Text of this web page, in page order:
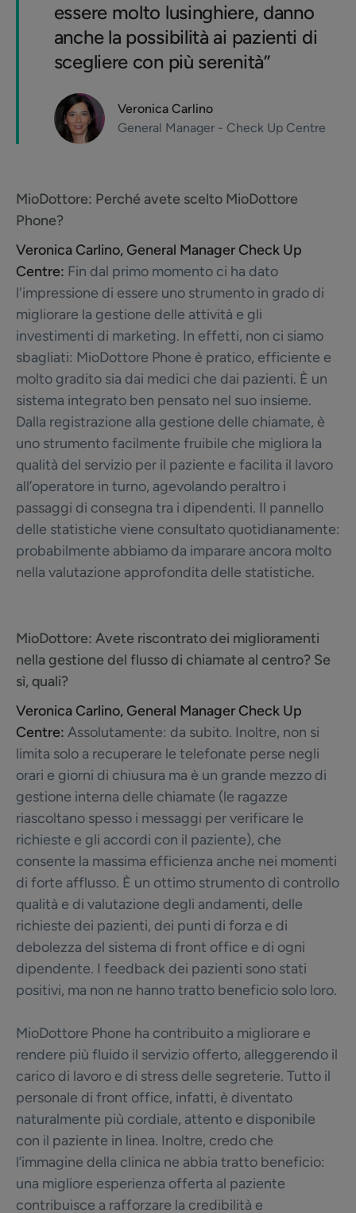
essere molto lusinghiere, danno
anche la possibilità ai pazienti di
scegliere con più serenità”
Veronica Carlino
General Manager - Check Up Centre
MioDottore: Perché avete scelto MioDottore
Phone?
Veronica Carlino, General Manager Check Up
Centre: Fin dal primo momento ci ha dato
l'impressione di essere uno strumento in grado di
migliorare la gestione delle attività e gli
investimenti di marketing. In effetti, non ci siamo
sbagliati: MioDottore Phone è pratico, efficiente e
molto gradito sia dai medici che dai pazienti. È un
sistema integrato ben pensato nel suo insieme.
Dalla registrazione alla gestione delle chiamate, è
uno strumento facilmente fruibile che migliora la
qualità del servizio per il paziente e facilita il lavoro
all’operatore in turno, agevolando peraltro i
passaggi di consegna tra i dipendenti. Il pannello
delle statistiche viene consultato quotidianamente:
probabilmente abbiamo da imparare ancora molto
nella valutazione approfondita delle statistiche.
MioDottore: Avete riscontrato dei miglioramenti
nella gestione del flusso di chiamate al centro? Se
sì, quali?
Veronica Carlino, General Manager Check Up
Centre: Assolutamente: da subito. Inoltre, non si
limita solo a recuperare le telefonate perse negli
orari e giorni di chiusura ma è un grande mezzo di
gestione interna delle chiamate (le ragazze
riascoltano spesso i messaggi per verificare le
richieste e gli accordi con il paziente), che
consente la massima efficienza anche nei momenti
di forte afflusso. È un ottimo strumento di controllo
qualità e di valutazione degli andamenti, delle
richieste dei pazienti, dei punti di forza e di
debolezza del sistema di front office e di ogni
dipendente. I feedback dei pazienti sono stati
positivi, ma non ne hanno tratto beneficio solo loro.
MioDottore Phone ha contribuito a migliorare e
rendere più fluido il servizio offerto, alleggerendo il
carico di lavoro e di stress delle segreterie. Tutto il
personale di front office, infatti, è diventato
naturalmente più cordiale, attento e disponibile
con il paziente in linea. Inoltre, credo che
l’immagine della clinica ne abbia tratto beneficio:
una migliore esperienza offerta al paziente
contribuisce a rafforzare la credibilità e